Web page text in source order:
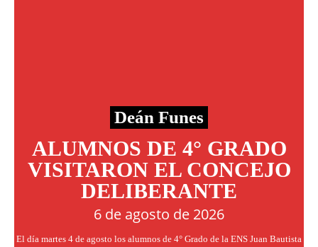
Deán Funes
ALUMNOS DE 4° GRADO
VISITARON EL CONCEJO
DELIBERANTE
6 de agosto de 2026
El día martes 4 de agosto los alumnos de 4° Grado de la ENS Juan Bautista